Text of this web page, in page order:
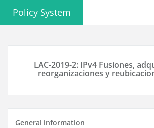
Policy System
LAC-2019-2: IPv4 Fusiones,
reorganizaciones y
General information